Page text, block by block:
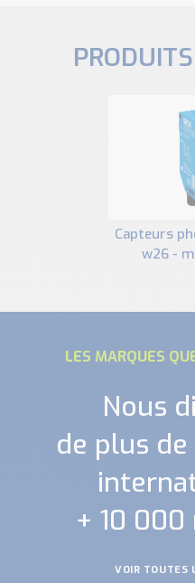
capteurs photoélectriques
w26 -
LES MARQUES
Nous
de plus
+ 10
VOIR TOUTES